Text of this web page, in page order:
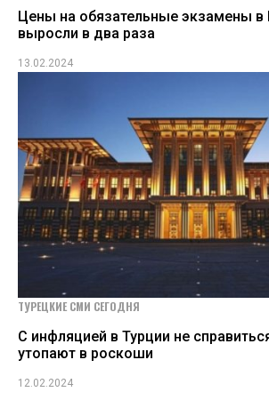
Цены на обязательные экзамены в
выросли в два раза
13.02.2024
ТУРЕЦКИЕ СМИ СЕГОДНЯ
C инфляцией в Турции не
утопают в роскоши
12.02.2024